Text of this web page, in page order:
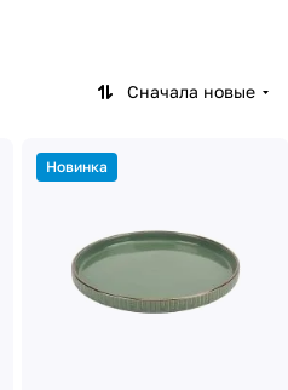
Сначала новые
Новинка